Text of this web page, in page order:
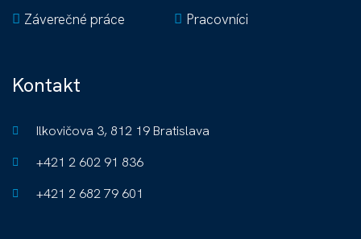
Záverečné práce
Pracovníci
Kontakt
Ilkovičova 3, 812 19 Bratislava
+421 2 602 91 836
+421 2 682 79 601